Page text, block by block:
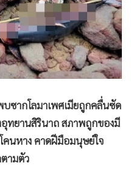
ซากโลมาเพศเมียถูกคลื่นซัด
อุทยานสิรินาถ สภาพถูกของมี
คนหาง คาดฝีมือมนุษย์ใจ
ามตัว